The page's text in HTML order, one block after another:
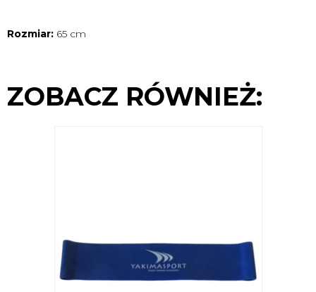
Rozmiar: 65 cm
ZOBACZ RÓWNIEŻ: